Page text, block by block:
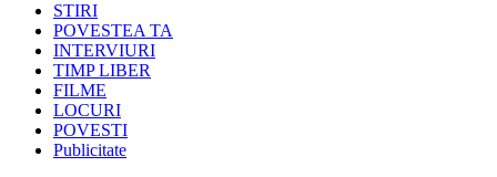
STIRI
POVESTEA TA
INTERVIURI
TIMP LIBER
FILME
LOCURI
POVESTI
Publicitate